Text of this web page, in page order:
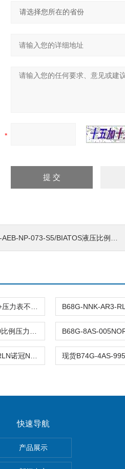
NP-073-S5/BIATOS液压比例阀操作方式,阿托斯
托FESTO真空发生器安装及使用
快速导航
产品展示